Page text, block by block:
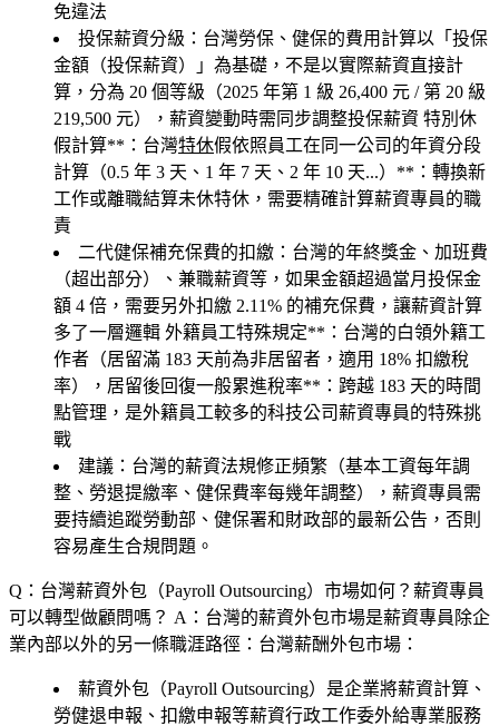
免違法
投保薪資分級 ：台灣勞保、健保的費用計算以「投保
金額（投保薪資）」為基礎，不是以實際薪資直接計
算，分為 20 個等級（2025 年第 1 級 26,400 元 / 第 20 級
219,500 元），薪資變動時需同步調整投保薪資 特別休
假計算**：台灣特休假依照員工在同一公司的年資分段
計算（0.5 年 3 天、1 年 7 天、2 年 10 天...）**：轉換新
工作或離職結算未休特休，需要精確計算薪資專員的職
責
二代健保補充保費的扣繳 ：台灣的年終獎金、加班費
（超出部分）、兼職薪資等，如果金額超過當月投保金
額 4 倍，需要另外扣繳 2.11% 的補充保費，讓薪資計算
多了一層邏輯 外籍員工特殊規定**：台灣的白領外籍工
作者（居留滿 183 天前為非居留者，適用 18% 扣繳稅
率），居留後回復一般累進稅率**：跨越 183 天的時間
點管理，是外籍員工較多的科技公司薪資專員的特殊挑
戰
建議：台灣的薪資法規修正頻繁（基本工資每年調
整、勞退提繳率、健保費率每幾年調整），薪資專員需
要持續追蹤勞動部、健保署和財政部的最新公告，否則
容易產生合規問題。
Q：台灣薪資外包（Payroll Outsourcing）市場如何？薪資專員
可以轉型做顧問嗎？ A：台灣的薪資外包市場是薪資專員除企
業內部以外的另一條職涯路徑：台灣薪酬外包市場：
薪資外包（Payroll Outsourcing）是企業將薪資計算、
勞健退申報、扣繳申報等薪資行政工作委外給專業服務